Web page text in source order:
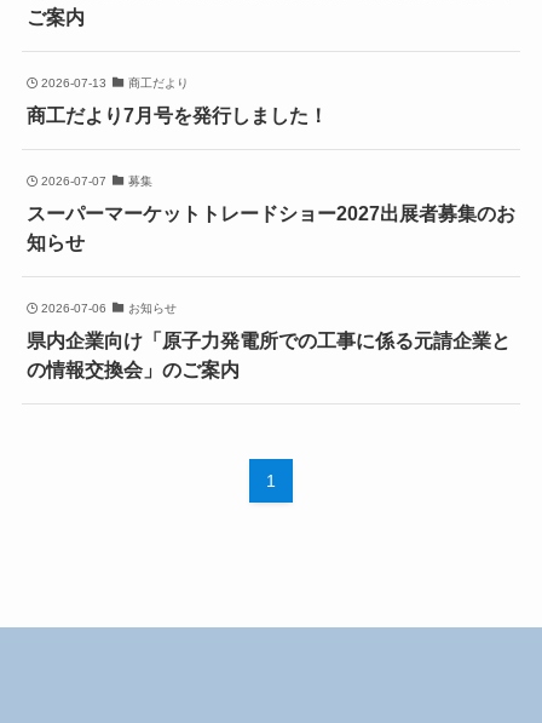
ご案内
2026-07-13 商工だより
商工だより7月号を発行しました！
2026-07-07 募集
スーパーマーケットトレードショー2027出展者募集のお
知らせ
2026-07-06 お知らせ
県内企業向け「原子力発電所での工事に係る元請企業と
の情報交換会」のご案内
1